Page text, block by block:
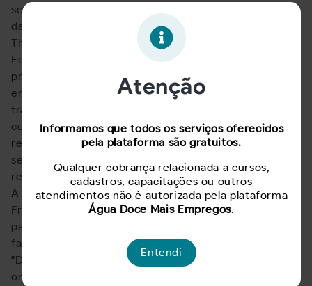
segmentos e de capacitação profissional e elevação
da escolaridade".
Thiago Sarmanho, secretário de Desenvolvimento
Econômico e Inovação de Jaraguá do Sul, disse que a
presença de um grande volume de pessoas, com o
encaminhamento de currículos em vários segmentos
traz a expectativa de aumento do número de
contratações na região. Segundo ele, devido a
repercussão, os organizadores já estudam uma
segunda edição do Feirão do Emprego que poderá ser
realizada no segundo semestre.
A presidente da Associação Empresarial, Ana Clara
Franzner Chiodini, destaca o trabalho de entidades
para que o município mantenha indicadores
favoráveis na geração de postos de trabalho.
"Demonstramos mais uma vez a capacidade de
organização do município, com a adesão do setor
Atenção
Informamos que todos os serviços oferecidos
pela plataforma são gratuitos.
Qualquer cobrança relacionada a cursos,
cadastros, capacitações ou outros
atendimentos não é autorizada pela plataforma
Água Doce Mais Empregos.
Entendi